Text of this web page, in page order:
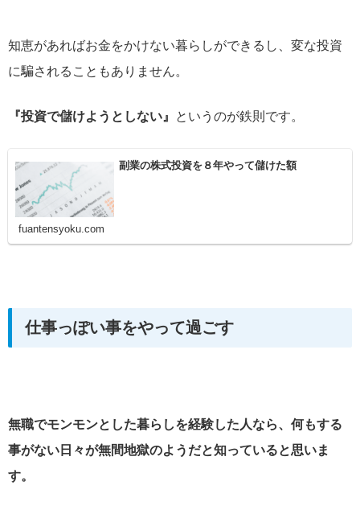
知恵があればお金をかけない暮らしができるし、変な投資
に騙されることもありません。
『投資で儲けようとしない』 というのが鉄則です。
副業の株式投資を８年やって儲けた額
fuantensyoku.com
仕事っぽい事をやって過ごす
無職でモンモンとした暮らしを経験した人なら、何もする
事がない日々が無間地獄のようだと知っていると思いま
す。